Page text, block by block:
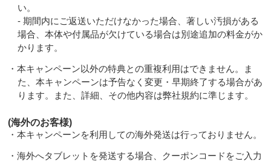
い。
- 期間内にご返送いただけなかった場合、著しい汚損がある
場合、本体や付属品が欠けている場合は別途追加の料金がか
かります。
・本キャンペーン以外の特典との重複利用はできません。ま
た、本キャンペーンは予告なく変更・早期終了する場合があ
ります。また、詳細、その他内容は弊社規約に準じます。
(海外のお客様)
・本キャンペーンを利用しての海外発送は行っておりません。
・海外へタブレットを発送する場合、クーポンコードをご入力